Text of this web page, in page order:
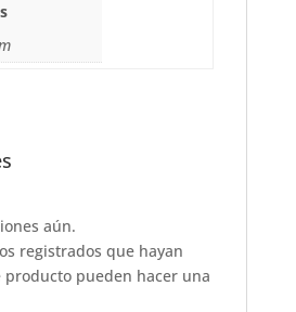
aún.
registrados que hayan
producto pueden hacer una